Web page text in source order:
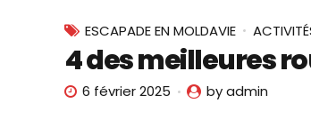
ESCAPADE EN MOLDAVIE
4 des meilleures
6 février 2025 by admin